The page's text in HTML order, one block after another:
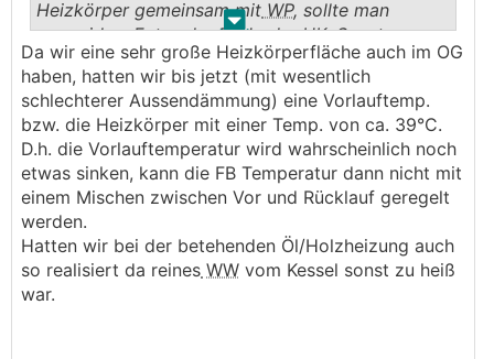
. .
Heizkörper gemeinsam mit WP, sollte man
vermeiden. EntwederFBHoder HK. Sonst
müsstest du 2 verschiedeneVL-Temperaturen
vorhalten, und das macht eineWPim Betrieb
auch ineffizienter - weil dann bräuchtest du
wieder Pufferspeicher, Mischer und generell eine
höhere VLT.
Da wir eine sehr große Heizkörperfläche auch im OG
haben, hatten wir bis jetzt (mit wesentlich
schlechterer Aussendämmung) eine Vorlauftemp.
bzw. die Heizkörper mit einer Temp. von ca. 39°C.
D.h. die Vorlauftemperatur wird wahrscheinlich noch
etwas sinken, kann die FB Temperatur dann nicht mit
einem Mischen zwischen Vor und Rücklauf geregelt
werden.
Hatten wir bei der betehenden Öl/Holzheizung auch
so realisiert da reines WW vom Kessel sonst zu heiß
war.